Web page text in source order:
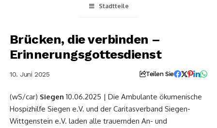
Stadtteile
Brücken, die verbinden –
Erinnerungsgottesdienst
10. Juni 2025 Teilen Sie
(wS/car) Siegen 10.06.2025 | Die Ambulante ökumenische
Hospizhilfe Siegen e.V. und der Caritasverband Siegen-
Wittgenstein e.V. laden alle trauernden An- und